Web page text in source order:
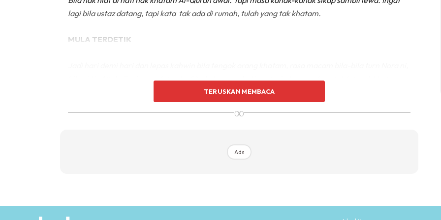
lagi bila ustaz datang, tapi kata tak ada di rumah, tulah yang tak khatam.
MULA TERDETIK
bila ni Ya Allah. Tapi masa tak ada. Sibuk dengan shoting. Jadi alasan pula untuk tak nak khatam.
Ads
TERUSKAN MEMBACA
∞
Ads